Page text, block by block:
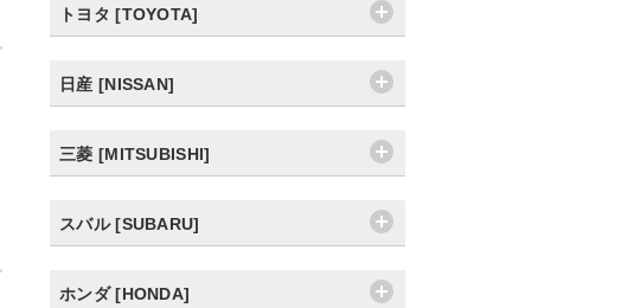
トヨタ [TOYOTA]
日産 [NISSAN]
三菱 [MITSUBISHI]
スバル [SUBARU]
ホンダ [HONDA]